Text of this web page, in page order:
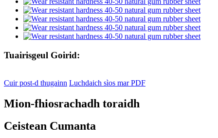
Tuairisgeul Goirid:
Cuir post-d thugainn Luchdaich sìos mar PDF
Mion-fhiosrachadh toraidh
Ceistean Cumanta